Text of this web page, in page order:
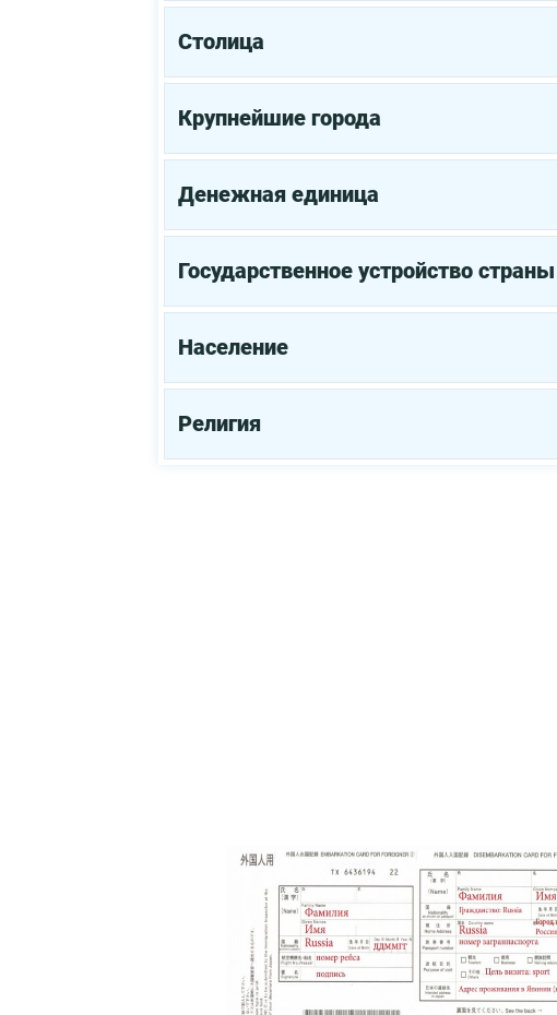
Столица
Крупнейшие города
Денежная единица
Государственное устройство страны
Население
Религия